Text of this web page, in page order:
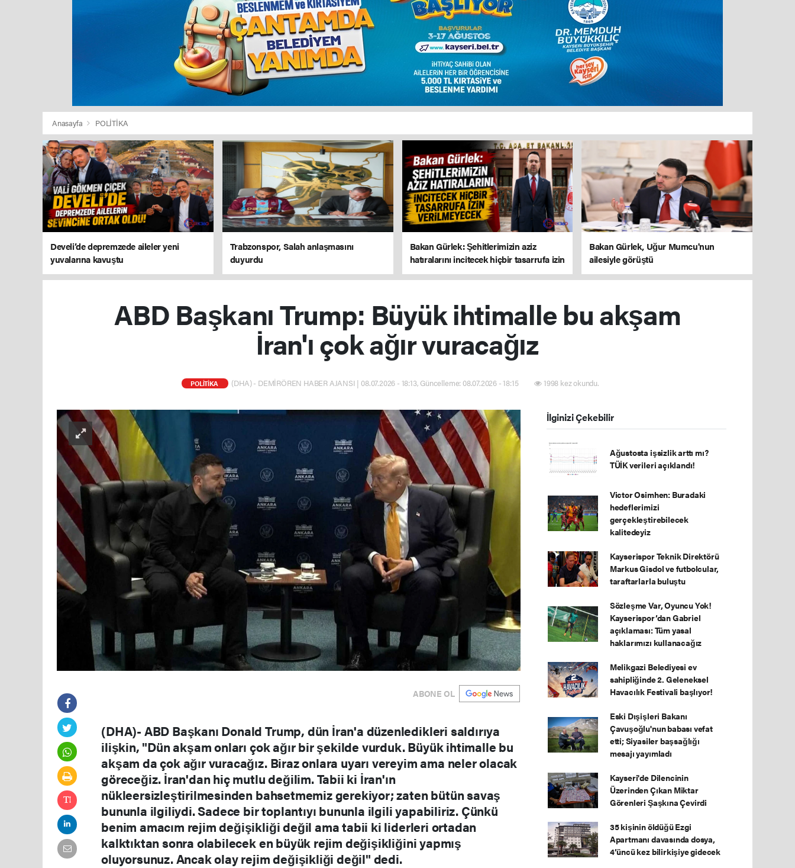
Anasayfa POLİTİKA
Develi’de depremzede aileler yeni
yuvalarına kavuştu
Trabzonspor, Salah anlaşmasını
duyurdu
Bakan Gürlek: Şehitlerimizin aziz
hatıralarını incitecek hiçbir tasarrufa izin
verilmeyecek
Bakan Gürlek, Uğur Mumcu'nun
ailesiyle görüştü
ABD Başkanı Trump: Büyük ihtimalle bu akşam
İran'ı çok ağır vuracağız
POLİTİKA (DHA) - DEMİRÖREN HABER AJANSI | 08.07.2026 - 18:13, Güncelleme: 08.07.2026 - 18:15 1998 kez okundu.
ABONE OL
(DHA)- ABD Başkanı Donald Trump, dün İran'a düzenledikleri saldırıya
ilişkin, "Dün akşam onları çok ağır bir şekilde vurduk. Büyük ihtimalle bu
akşam da çok ağır vuracağız. Biraz onlara uyarı vereyim ama neler olacak
göreceğiz. İran'dan hiç mutlu değilim. Tabii ki İran'ın
nükleersizleştirilmesinden bahsetmemiz gerekiyor; zaten bütün savaş
bununla ilgiliydi. Sadece bir toplantıyı bununla ilgili yapabiliriz. Çünkü
benim amacım rejim değişikliği değil ama tabii ki liderleri ortadan
kalktıktan sonra olabilecek en büyük rejim değişikliğini yapmış
oluyorsunuz. Ancak olay rejim değişikliği değil" dedi.
İlginizi Çekebilir
Ağustosta işsizlik arttı mı?
TÜİK verileri açıklandı!
Victor Osimhen: Buradaki
hedeflerimizi
gerçekleştirebilecek
kalitedeyiz
Kayserispor Teknik Direktörü
Markus Gisdol ve futbolcular,
taraftarlarla buluştu
Sözleşme Var, Oyuncu Yok!
Kayserispor’dan Gabriel
açıklaması: Tüm yasal
haklarımızı kullanacağız
Melikgazi Belediyesi ev
sahipliğinde 2. Geleneksel
Havacılık Festivali başlıyor!
Eski Dışişleri Bakanı
Çavuşoğlu'nun babası vefat
etti; Siyasiler başsağlığı
mesajı yayımladı
Kayseri'de Dilencinin
Üzerinden Çıkan Miktar
Görenleri Şaşkına Çevirdi
35 kişinin öldüğü Ezgi
Apartmanı davasında dosya,
4’üncü kez bilirkişiye gidecek